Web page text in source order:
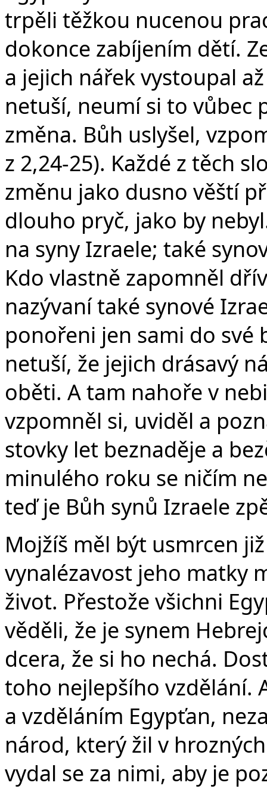
trpěli těžkou nucenou
dokonce zabíjením dětí.
a jejich nářek vystoupal
netuší, neumí si to vůbec
změna. Bůh uslyšel,
z 2,24-25). Každé z těch
změnu jako dusno věští
dlouho pryč, jako by
na syny Izraele; také
Kdo vlastně zapomněl
nazývaní také synové
ponořeni jen sami do své
netuší, že jejich drásavý
oběti. A tam nahoře v
vzpomněl si, uviděl a
stovky let beznaděje a
minulého roku se ničím
teď je Bůh synů Izraele
Mojžíš měl být usmrcen
vynalézavost jeho matky
život. Přestože všichni
věděli, že je synem
dcera, že si ho nechá.
toho nejlepšího vzdělání.
a vzděláním Egypťan,
národ, který žil v
vydal se za nimi, aby je